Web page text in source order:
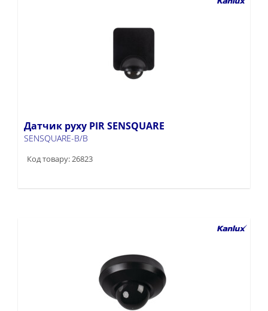
Датчик руху PIR SENSQUARE
SENSQUARE-B/B
Код товару: 26823